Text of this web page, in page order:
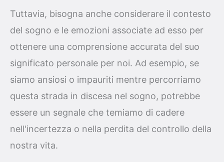
Tuttavia, bisogna anche considerare il contesto
del sogno e le emozioni associate ad esso per
ottenere una comprensione accurata del suo
significato personale per noi. Ad esempio, se
siamo ansiosi o impauriti mentre percorriamo
questa strada in discesa nel sogno, potrebbe
essere un segnale che temiamo di cadere
nell'incertezza o nella perdita del controllo della
nostra vita.